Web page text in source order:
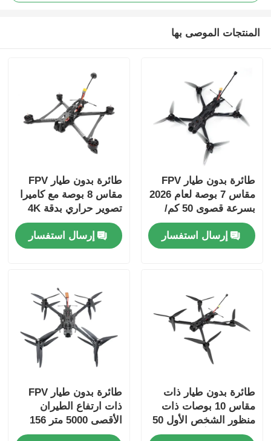
المنتجات الموصى بها
طائرة بدون طيار FPV
مقاس 7 بوصة لعام 2026
بسرعة قصوى 50 كم/
ساعة وقدرة حمولة 20
كجم للتطبيقات الصناعية
إرسال استفسار
طائرة بدون طيار FPV
مقاس 8 بوصة مع كاميرا
تصوير حراري بدقة 4K
UHD، حمولة 50 كجم،
ومدى طيران أقصى 20
كم
إرسال استفسار
طائرة بدون طيار ذات
مقاس 10 بوصات ذات
منظور الشخص الأول 50
كيلوغرام و أقصى مسافة
طائرة بدون طيار FPV
ذات ارتفاع الطيران
الأقصى 5000 متر 156
كيلومتر في الساعة